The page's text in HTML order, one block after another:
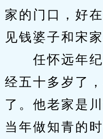
家的门口，好
见钱婆子和宋
任怀远年纪
经五十多岁了
了。他老家是
当年做知青的